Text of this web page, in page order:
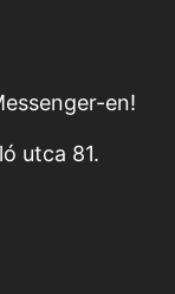
en!
utca 81.